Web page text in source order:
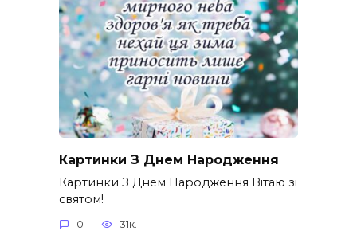
Картинки З Днем Народження
Картинки З Днем Народження Вітаю зі
святом!
0 31к.